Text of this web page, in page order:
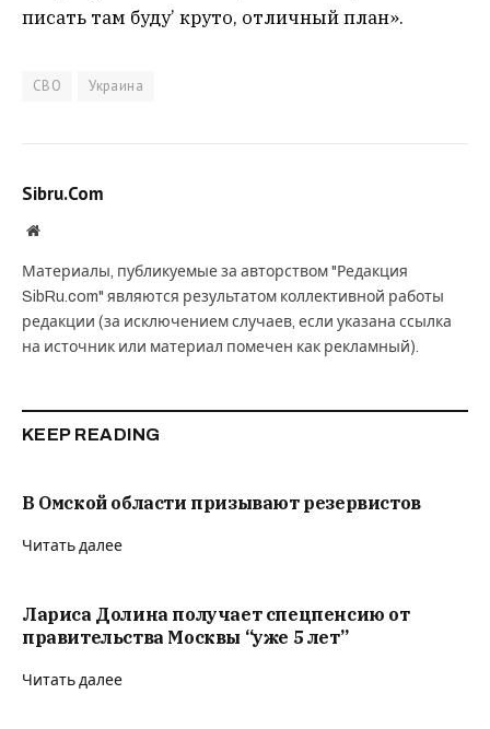
писать там буду’ круто, отличный план».
СВО Украина
Sibru.Com
Website
Материалы, публикуемые за авторством "Редакция
SibRu.com" являются результатом коллективной работы
редакции (за исключением случаев, если указана ссылка
на источник или материал помечен как рекламный).
KEEP READING
В Омской области призывают резервистов
Читать далее
Лариса Долина получает спецпенсию от
правительства Москвы “уже 5 лет”
Читать далее